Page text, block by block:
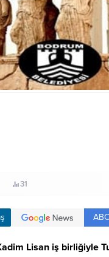
31
Lisan iş birliğiyle